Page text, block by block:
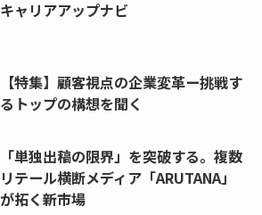
キャリアアップナビ
【特集】顧客視点の企業変革ー挑戦す
るトップの構想を聞く
「単独出稿の限界」を突破する。複数
リテール横断メディア「ARUTANA」
が拓く新市場